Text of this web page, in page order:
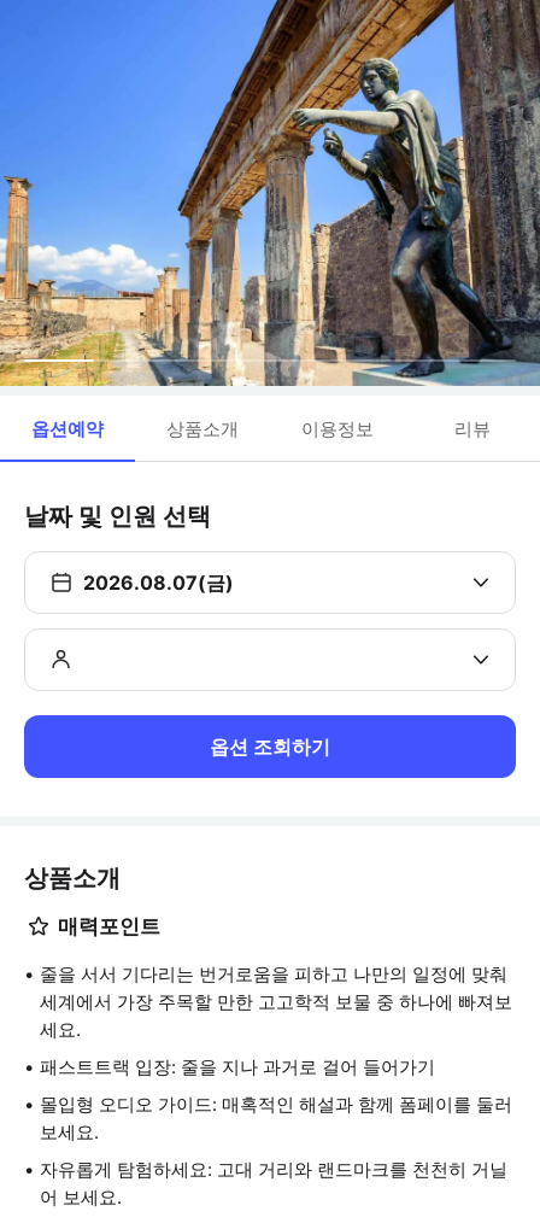
옵션예약 상품소개 이용정보 리뷰
날짜 및 인원 선택
2026.08.07(금)
옵션 조회하기
상품소개
매력포인트
줄을 서서 기다리는 번거로움을 피하고 나만의 일정에 맞춰
세계에서 가장 주목할 만한 고고학적 보물 중 하나에 빠져보
세요.
패스트트랙 입장: 줄을 지나 과거로 걸어 들어가기
몰입형 오디오 가이드: 매혹적인 해설과 함께 폼페이를 둘러
보세요.
자유롭게 탐험하세요: 고대 거리와 랜드마크를 천천히 거닐
어 보세요.